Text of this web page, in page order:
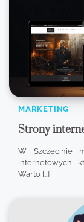
MARKETING
Strony
W Szczecinie
internetowych,
Warto […]